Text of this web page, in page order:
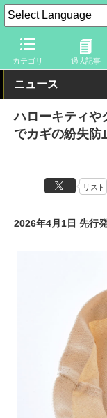
カテゴリ 過去記事
トラベル Watch 旅
ニュース
ハローキティや
でカギの紛失防
リスト
2026年4月1日 先行